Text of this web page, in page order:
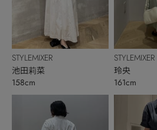
STYLEMIXER
池田莉菜
158cm
STYLEMIXER
玲央
161cm